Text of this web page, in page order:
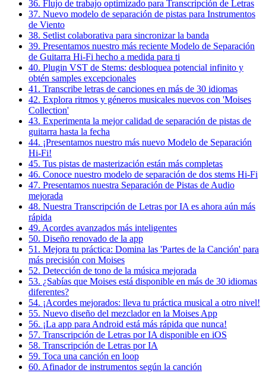
36. Flujo de trabajo optimizado para Transcripción de Letras
37. Nuevo modelo de separación de pistas para Instrumentos
de Viento
38. Setlist colaborativa para sincronizar la banda
39. Presentamos nuestro más reciente Modelo de Separación
de Guitarra Hi-Fi hecho a medida para ti
40. Plugin VST de Stems: desbloquea potencial infinito y
obtén samples excepcionales
41. Transcribe letras de canciones en más de 30 idiomas
42. Explora ritmos y géneros musicales nuevos con 'Moises
Collection'
43. Experimenta la mejor calidad de separación de pistas de
guitarra hasta la fecha
44. ¡Presentamos nuestro más nuevo Modelo de Separación
Hi-Fi!
45. Tus pistas de masterización están más completas
46. Conoce nuestro modelo de separación de dos stems Hi-Fi
47. Presentamos nuestra Separación de Pistas de Audio
mejorada
48. Nuestra Transcripción de Letras por IA es ahora aún más
rápida
49. Acordes avanzados más inteligentes
50. Diseño renovado de la app
51. Mejora tu práctica: Domina las 'Partes de la Canción' para
más precisión con Moises
52. Detección de tono de la música mejorada
53. ¿Sabías que Moises está disponible en más de 30 idiomas
diferentes?
54. ¡Acordes mejorados: lleva tu práctica musical a otro nivel!
55. Nuevo diseño del mezclador en la Moises App
56. ¡La app para Android está más rápida que nunca!
57. Transcripción de Letras por IA disponible en iOS
58. Transcripción de Letras por IA
59. Toca una canción en loop
60. Afinador de instrumentos según la canción